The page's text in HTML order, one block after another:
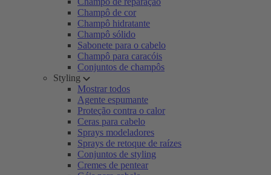
Champô de cor
Champô hidratante
Champô sólido
Sabonete para o cabelo
Champô para caracóis
Conjuntos de champôs
Styling
Mostrar todos
Agente espumante
Proteção contra o calor
Ceras para cabelo
Sprays modeladores
Sprays de retoque de raízes
Conjuntos de styling
Cremes de pentear